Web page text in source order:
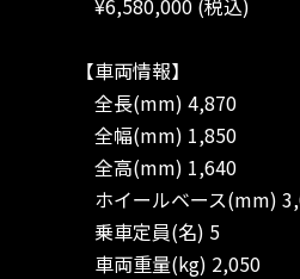
¥6,580,000 (税込)
【車両情報】
全長(mm) 4,870
全幅(mm) 1,850
全高(mm) 1,640
ホイールベース(mm)
乗車定員(名) 5
車両重量(kg) 2,050